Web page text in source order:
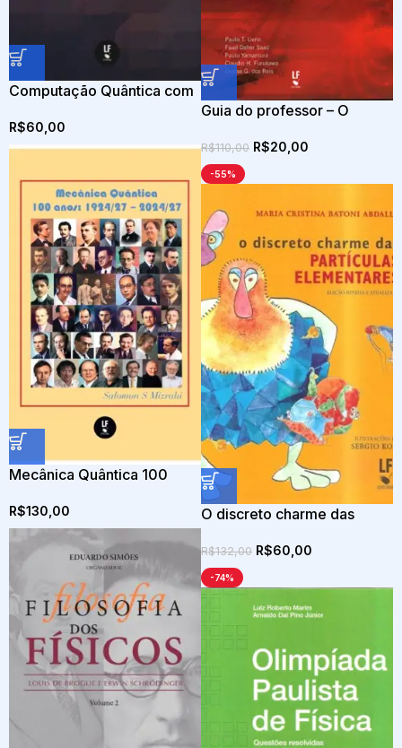
Computação Quântica com
R$60,00
Guia do professor – O
atividades – ensino médio
R$110,00 R$20,00
Mecânica Quântica 100
R$130,00
-55%
O discreto charme das
partículas elementares
R$132,00 R$60,00
-74%